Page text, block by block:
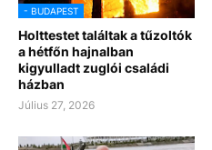
- BUDAPEST
Holttestet találtak a tűzoltók
a hétfőn hajnalban
kigyulladt zuglói családi
házban
Július 27, 2026